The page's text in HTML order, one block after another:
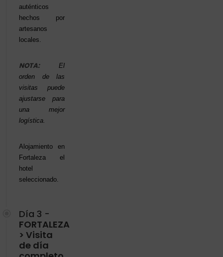
auténticos
hechos por
artesanos
locales.
NOTA:
El
orden de las
visitas puede
ajustarse para
una mejor
logística.
Alojamiento en
Fortaleza el
hotel
seleccionado.
Día 3 -
FORTALEZA
> Visita
de día